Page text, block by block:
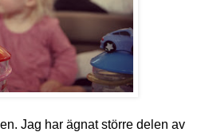
Jag har ägnat större delen av